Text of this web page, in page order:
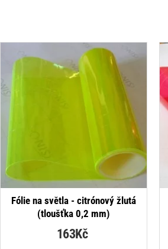
Fólie na světla - citrónový žlutá
(tloušťka 0,2 mm)
163Kč